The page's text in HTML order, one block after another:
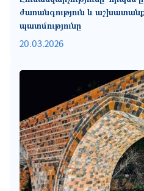
ժառանգություն և
պատմությունը
20.03.2026